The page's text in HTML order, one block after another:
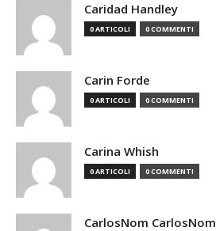
Caridad Handley
0 ARTICOLI 0 COMMENTI
Carin Forde
0 ARTICOLI 0 COMMENTI
Carina Whish
0 ARTICOLI 0 COMMENTI
CarlosNom CarlosNom